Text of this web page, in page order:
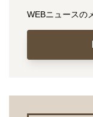
WEBニュースの